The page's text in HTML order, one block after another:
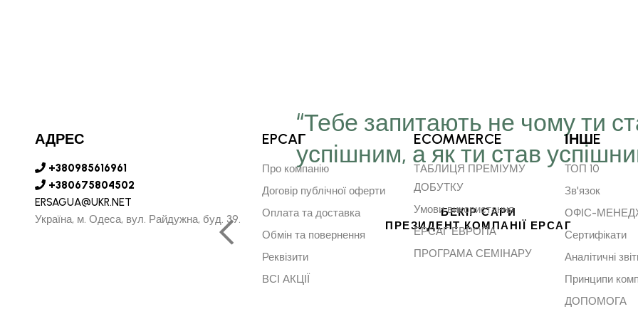
в далечину та
за ним"
“Тебе запитають не чому ти
успішним, а як ти став
БЕКІР САРИ
ПРЕЗИДЕНТ КОМПАНІЇ ЕРСАГ
АДРЕС
+380985616961
+380675804502
ERSAGUA@UKR.NET
Україна, м. Одеса, вул. Райдужна, буд. 39.
EPCAГ
Про компанію
Договір публічної оферти
Оплата та доставка
Обмін та повернення
Реквізити
ВСІ АКЦІЇ
ECOMMERCE
ТАБЛИЦЯ ПРЕМІУМУ
ДОБУТКУ
Умови використання
ЕРСАГ ЕВРОПА
ПРОГРАМА СЕМІНАРУ
ІНШE
ТОП 10
Зв'язок
ОФІС-
Сертифікати
Аналітичні
Принципи
ДОПОМОГА